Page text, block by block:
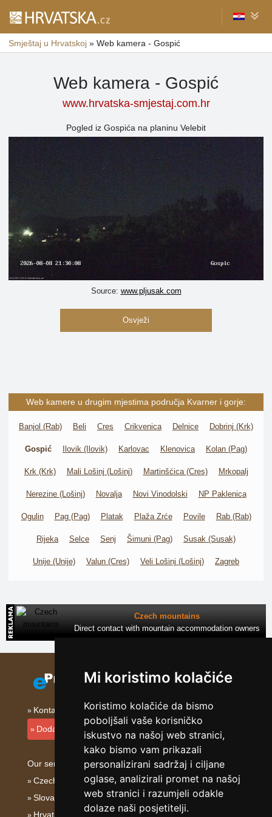
Mi koristimo kolačiće
Koristimo kolačiće da bismo
poboljšali vaše korisničko
iskustvo na našoj web stranici,
kako bismo vam prikazali
personalizirani sadržaj i ciljane
oglase, analizirali promet na našoj
web stranici i razumjeli odakle
dolaze naši posjetitelji.
Smještaj u Hrvatskoj » Web kamera - Gospić
Web kamera - Gospić
www.hrvatska-smjestaj.com.hr
Pogled iz Gospića na planinu Velebit
Source: www.pljusak.com
Osvježi
Web kamere u drugim mjestima područja Kvarner i gorje:
Banjol (Rab) Beli Cres Crikvenica Delnice Dobrinj (Krk)
Gospić Ilovik (Ilovik) Karlovac Klenovica Kolan (Pag)
Krk (Krk) Mali Lošinj (Lošinj) Martinšćica (Cres) Mrkopalj
Nerezine (Lošinj) Novalja Novi Vinodolski NP Paklenica
Ogulin Pag (Pag) Platak Plaža Zrće Povile Rab (Rab)
Rijeka Selce Senj Šimuni (Pag) Susak (Susak)
Unije (Unije) Valun (Cres) Veli Lošinj (Lošinj) Zagreb
Czech mountains
Direct contact with mountain accommodation owners
Kontakt
Dodati smještajni objekt
Our servers:
Czech mountains
Slovakian mountains
Hrvatska